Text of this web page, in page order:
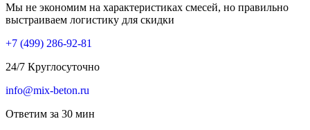
Мы не экономим на характеристиках смесей, но правильно
выстраиваем логистику для скидки
+7 (499) 286-92-81
24/7 Круглосуточно
info@mix-beton.ru
Ответим за 30 мин